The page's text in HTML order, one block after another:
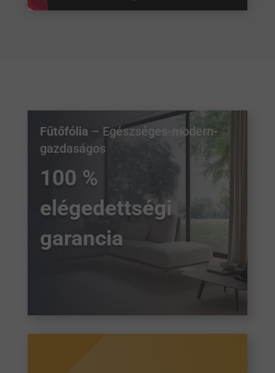
Fűtőfólia – Egészséges-modern-
gazdaságos
100 %
elégedettségi
garancia